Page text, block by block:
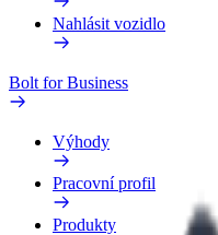
Nahlásit vozidlo
Bolt for Business
Výhody
Pracovní profil
Produkty